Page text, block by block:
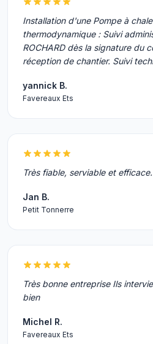
Installation d'une Pompe à
thermodynamique : Suivi
ROCHARD dès la signature du
réception de chantier. Suivi
yannick B.
Favereaux Ets
Très fiable, serviable et efficace.
Jan B.
Petit Tonnerre
Très bonne entreprise Ils
bien
Michel R.
Favereaux Ets